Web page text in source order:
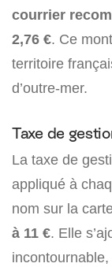
courrier
2,76 €. Ce
territoire
d’outre-mer.
Taxe de
La taxe de
appliqué à
nom sur la
à 11 €. Elle